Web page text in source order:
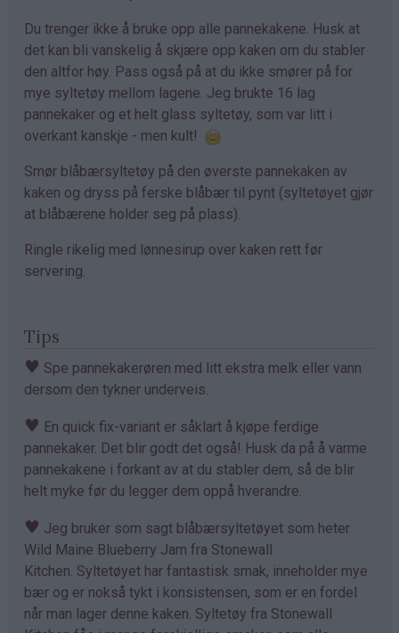
Du trenger ikke å bruke opp alle pannekakene. Husk at
det kan bli vanskelig å skjære opp kaken om du stabler
den altfor høy. Pass også på at du ikke smører på for
mye syltetøy mellom lagene. Jeg brukte 16 lag
pannekaker og et helt glass syltetøy, som var litt i
overkant kanskje - men kult!
Smør blåbærsyltetøy på den øverste pannekaken av
kaken og dryss på ferske blåbær til pynt (syltetøyet gjør
at blåbærene holder seg på plass).
Ringle rikelig med lønnesirup over kaken rett før
servering.
Tips
♥ Spe pannekakerøren med litt ekstra melk eller vann
dersom den tykner underveis.
♥ En quick fix-variant er såklart å kjøpe ferdige
pannekaker. Det blir godt det også! Husk da på å varme
pannekakene i forkant av at du stabler dem, så de blir
helt myke før du legger dem oppå hverandre.
♥ Jeg bruker som sagt blåbærsyltetøyet som heter
Wild Maine Blueberry Jam fra Stonewall
Kitchen. Syltetøyet har fantastisk smak, inneholder mye
bær og er nokså tykt i konsistensen, som er en fordel
når man lager denne kaken. Syltetøy fra Stonewall